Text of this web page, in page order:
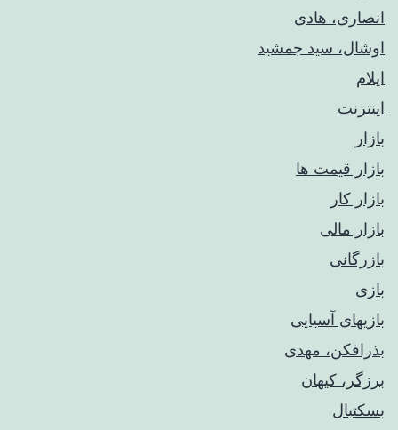
انصاری، هادی
اوشال، سید جمشید
ایلام
اینترنت
بازار
بازار قیمت ها
بازار کار
بازار مالی
بازرگانی
بازی
بازیهای آسیایی
بذرافکن، مهدی
برزگر، کیهان
بسکتبال